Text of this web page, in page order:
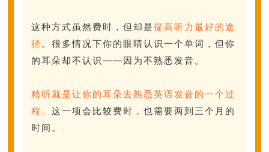
这种方式虽然费时，但却是提高听力最好的途
径。很多情况下你的眼睛认识一个单词，但你
的耳朵却不认识——因为不熟悉发音。
精听就是让你的耳朵去熟悉英语发音的一个过
程。这一项会比较费时，也需要两到三个月的
时间。